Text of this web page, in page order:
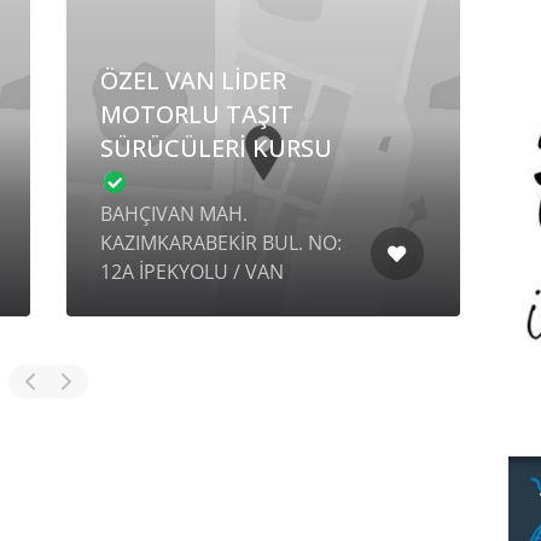
ÖZEL VAN LİDER
MOTORLU TAŞIT
SÜRÜCÜLERİ KURSU
BAHÇIVAN MAH.
KAZIMKARABEKİR BUL. NO:
12A İPEKYOLU / VAN